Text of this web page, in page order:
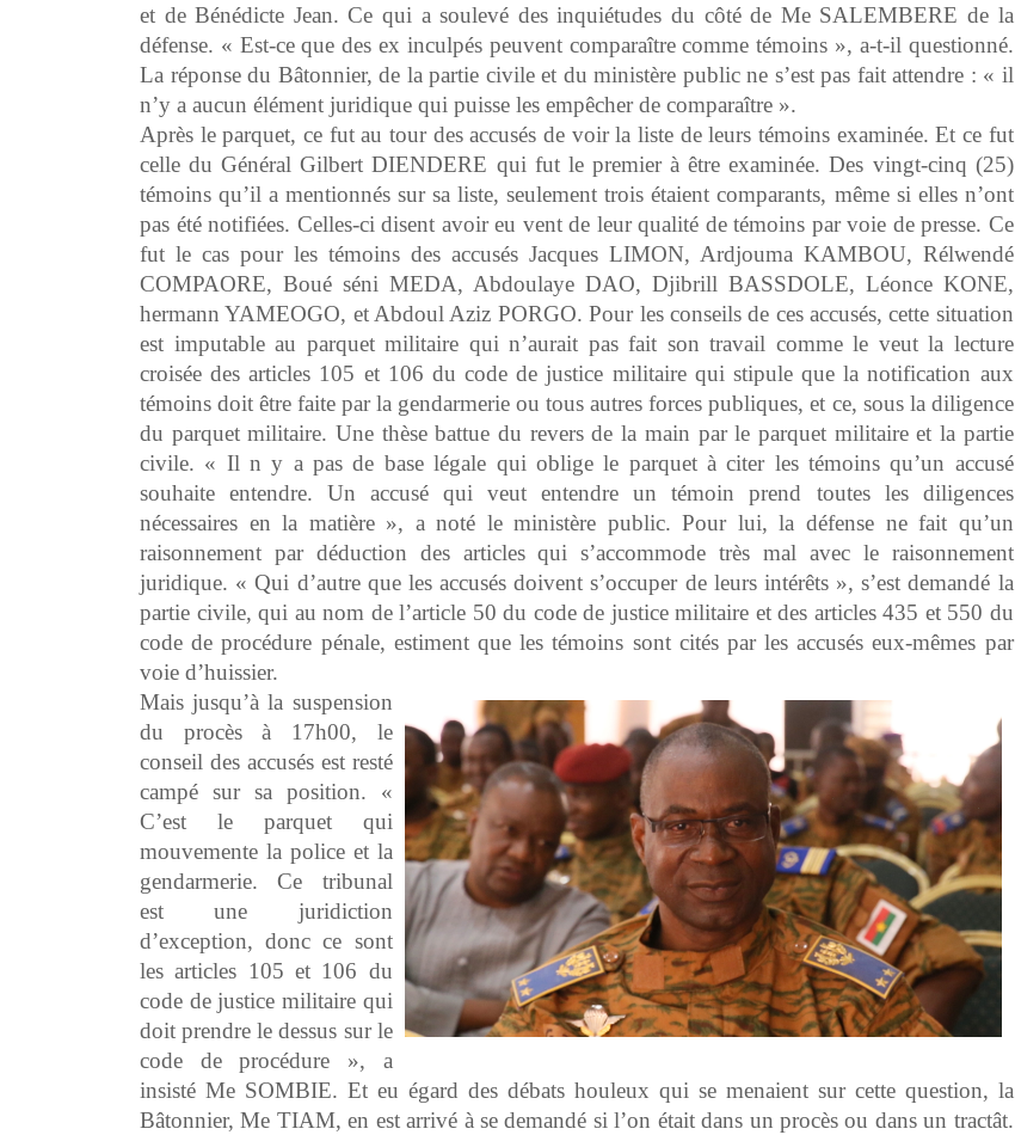
et de Bénédicte Jean. Ce qui a soulevé des inquiétudes du côté de Me SALEMBERE de la
défense. « Est-ce que des ex inculpés peuvent comparaître comme témoins », a-t-il questionné.
La réponse du Bâtonnier, de la partie civile et du ministère public ne s’est pas fait attendre : « il
n’y a aucun élément juridique qui puisse les empêcher de comparaître ».
Après le parquet, ce fut au tour des accusés de voir la liste de leurs témoins examinée. Et ce fut
celle du Général Gilbert DIENDERE qui fut le premier à être examinée. Des vingt-cinq (25)
témoins qu’il a mentionnés sur sa liste, seulement trois étaient comparants, même si elles n’ont
pas été notifiées. Celles-ci disent avoir eu vent de leur qualité de témoins par voie de presse. Ce
fut le cas pour les témoins des accusés Jacques LIMON, Ardjouma KAMBOU, Rélwendé
COMPAORE, Boué séni MEDA, Abdoulaye DAO, Djibrill BASSDOLE, Léonce KONE,
hermann YAMEOGO, et Abdoul Aziz PORGO. Pour les conseils de ces accusés, cette situation
est imputable au parquet militaire qui n’aurait pas fait son travail comme le veut la lecture
croisée des articles 105 et 106 du code de justice militaire qui stipule que la notification aux
témoins doit être faite par la gendarmerie ou tous autres forces publiques, et ce, sous la diligence
du parquet militaire. Une thèse battue du revers de la main par le parquet militaire et la partie
civile. « Il n y a pas de base légale qui oblige le parquet à citer les témoins qu’un accusé
souhaite entendre. Un accusé qui veut entendre un témoin prend toutes les diligences
nécessaires en la matière », a noté le ministère public. Pour lui, la défense ne fait qu’un
raisonnement par déduction des articles qui s’accommode très mal avec le raisonnement
juridique. « Qui d’autre que les accusés doivent s’occuper de leurs intérêts », s’est demandé la
partie civile, qui au nom de l’article 50 du code de justice militaire et des articles 435 et 550 du
code de procédure pénale, estiment que les témoins sont cités par les accusés eux-mêmes par
voie d’huissier.
Mais jusqu’à la suspension
du procès à 17h00, le
conseil des accusés est resté
campé sur sa position. «
C’est le parquet qui
mouvemente la police et la
gendarmerie. Ce tribunal
est une juridiction
d’exception, donc ce sont
les articles 105 et 106 du
code de justice militaire qui
doit prendre le dessus sur le
code de procédure », a
insisté Me SOMBIE. Et eu égard des débats houleux qui se menaient sur cette question, la
Bâtonnier, Me TIAM, en est arrivé à se demandé si l’on était dans un procès ou dans un tractât.